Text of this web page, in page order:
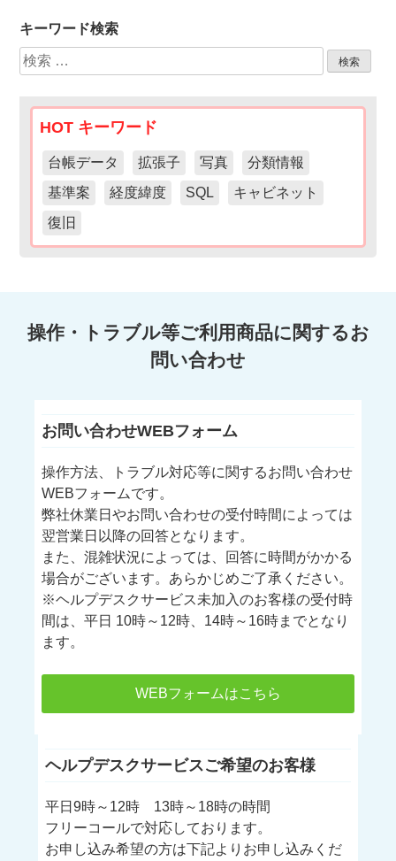
キーワード検索
検
索:
HOT キーワード
台帳データ 拡張子 写真
分類情報
基準案
経度緯度 SQL
キャビネット
復旧
操作・トラブル等ご利用商品に関するお
問い合わせ
お問い合わせWEBフォーム
操作方法、トラブル対応等に関するお問い合わせ
WEBフォームです。
弊社休業日やお問い合わせの受付時間によっては
翌営業日以降の回答となります。
また、混雑状況によっては、回答に時間がかかる
場合がございます。あらかじめご了承ください。
※ヘルプデスクサービス未加入のお客様の受付時
間は、平日 10時～12時、14時～16時までとなり
ます。
WEBフォームはこちら
ヘルプデスクサービスご希望のお客様
平日9時～12時 13時～18時の時間
フリーコールで対応しております。
お申し込み希望の方は下記よりお申し込みくだ